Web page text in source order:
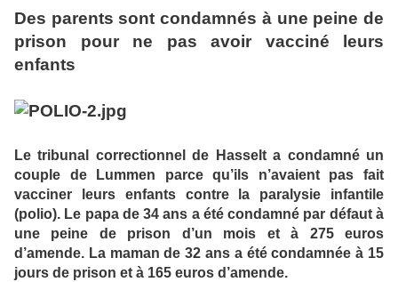
Des parents sont condamnés à une peine de
prison pour ne pas avoir vacciné leurs
enfants
Le tribunal correctionnel de Hasselt a condamné un
couple de Lummen parce qu’ils n’avaient pas fait
vacciner leurs enfants contre la paralysie infantile
(polio). Le papa de 34 ans a été condamné par défaut à
une peine de prison d’un mois et à 275 euros
d’amende. La maman de 32 ans a été condamnée à 15
jours de prison et à 165 euros d’amende.